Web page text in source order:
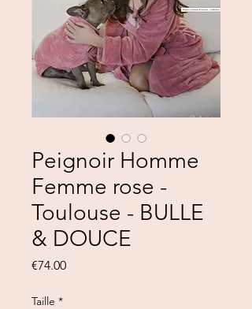
Peignoir Homme
Femme rose -
Toulouse - BULLE
& DOUCE
€74.00Price
Taille *